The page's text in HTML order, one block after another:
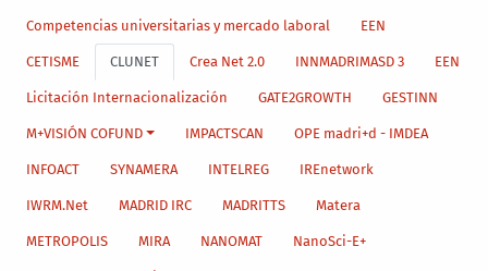
Competencias universitarias y mercado laboral EEN
CETISME CLUNET Crea Net 2.0 INNMADRIMASD 3 EEN
Licitación Internacionalización GATE2GROWTH GESTINN
M+VISIÓN COFUND IMPACTSCAN OPE madri+d - IMDEA
INFOACT SYNAMERA INTELREG IREnetwork
IWRM.Net MADRID IRC MADRITTS Matera
METROPOLIS MIRA NANOMAT NanoSci-E+